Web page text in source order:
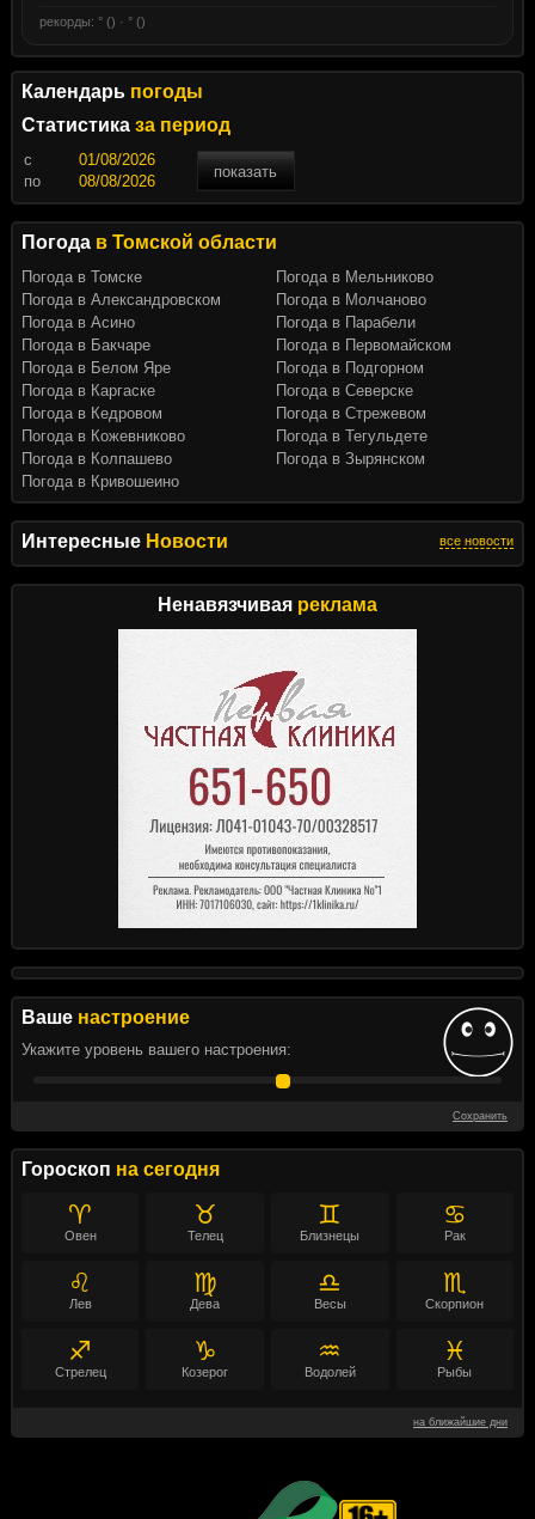
Интересные Новости все новости
Ненавязчивая реклама
Ваше настроение
Укажите уровень вашего настроения:
Сохранить
Гороскоп на сегодня
♈
Овен
♉
Телец
♊
Близнецы
♋
Рак
♌
Лев
♍
Дева
♎
Весы
♏
Скорпион
♐
Стрелец
♑
Козерог
♒
Водолей
♓
Рыбы
на ближайшие дни
рекорды: ° () · ° ()
Календарь погоды
Статистика за период
c
показать
по
Погода в Томской области
Погода в Томске
Погода в Александровском
Погода в Асино
Погода в Бакчаре
Погода в Белом Яре
Погода в Каргаске
Погода в Кедровом
Погода в Кожевниково
Погода в Колпашево
Погода в Кривошеино
Погода в Мельниково
Погода в Молчаново
Погода в Парабели
Погода в Первомайском
Погода в Подгорном
Погода в Северске
Погода в Стрежевом
Погода в Тегульдете
Погода в Зырянском